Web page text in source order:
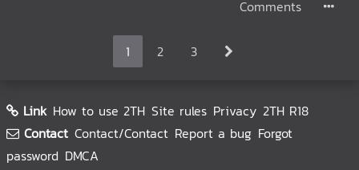
Comments
1 2 3
Link How to use 2TH Site rules Privacy 2TH R18
Contact Contact/Contact Report a bug Forgot
password DMCA